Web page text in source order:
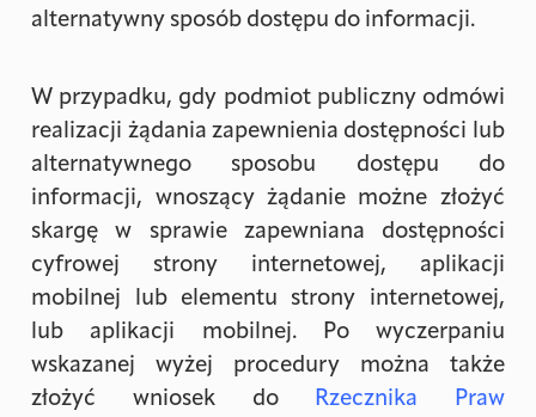
alternatywny sposób dostępu do informacji.
W przypadku, gdy podmiot publiczny odmówi
realizacji żądania zapewnienia dostępności lub
alternatywnego sposobu dostępu do
informacji, wnoszący żądanie możne złożyć
skargę w sprawie zapewniana dostępności
cyfrowej strony internetowej, aplikacji
mobilnej lub elementu strony internetowej,
lub aplikacji mobilnej. Po wyczerpaniu
wskazanej wyżej procedury można także
złożyć wniosek do Rzecznika Praw